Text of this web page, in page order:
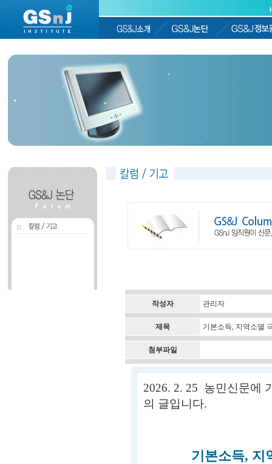
작성자 관리자
제목 기본소득, 지역소멸
첨부파일
2026. 2. 25 농민신문에
의 글입니다.
기본소득, 지